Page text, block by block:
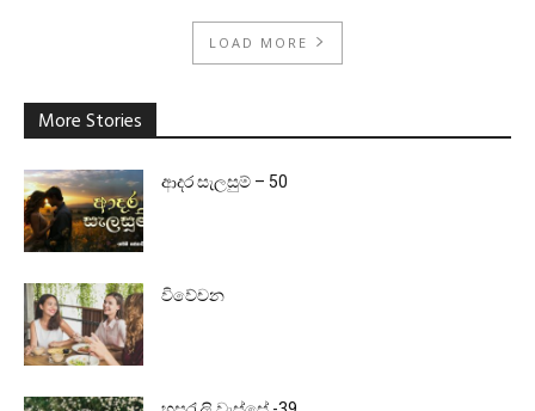
LOAD MORE
More Stories
ආදර සැලසුම් – 50
විවේචන